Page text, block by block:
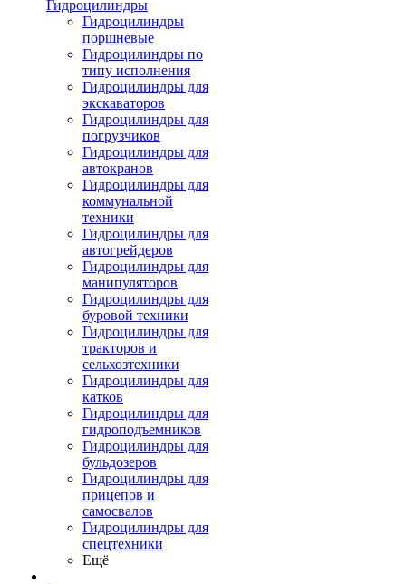
Гидроцилиндры
Гидроцилиндры
поршневые
Гидроцилиндры по
типу исполнения
Гидроцилиндры для
экскаваторов
Гидроцилиндры для
погрузчиков
Гидроцилиндры для
автокранов
Гидроцилиндры для
коммунальной
техники
Гидроцилиндры для
автогрейдеров
Гидроцилиндры для
манипуляторов
Гидроцилиндры для
буровой техники
Гидроцилиндры для
тракторов и
сельхозтехники
Гидроцилиндры для
катков
Гидроцилиндры для
гидроподъемников
Гидроцилиндры для
бульдозеров
Гидроцилиндры для
прицепов и
самосвалов
Гидроцилиндры для
спецтехники
Ещё